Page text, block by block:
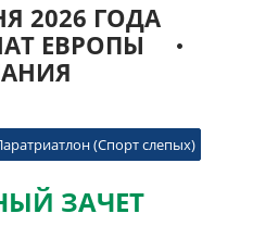
2026 ГОДА
ЕВРОПЫ
(Спорт слепых)
ЗАЧЕТ